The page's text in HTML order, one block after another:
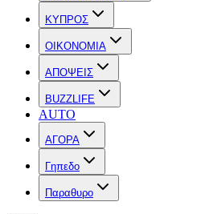
ΚΥΠΡΟΣ
OIKONOMIA
ΑΠΟΨΕΙΣ
BUZZLIFE
AUTO
ΑΓΟΡΑ
Γηπεδο
Παραθυρο